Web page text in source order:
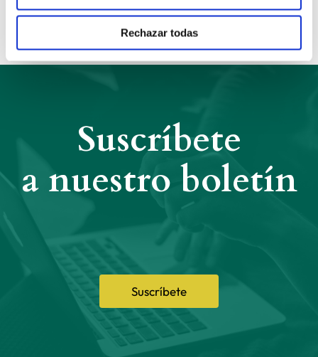
Rechazar todas
Suscríbete
Suscríbete
a nuestro boletín